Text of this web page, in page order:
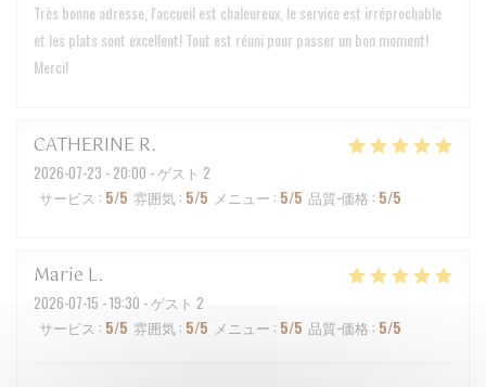
Très bonne adresse, l'accueil est chaleureux, le service est irréprochable
et les plats sont excellent! Tout est réuni pour passer un bon moment!
Merci!
CATHERINE R
2026-07-23 - 20:00 - ゲスト 2
サービス : 5/5 雰囲気 : 5/5 メニュー : 5/5 品質-価格 : 5/5
Marie L
2026-07-15 - 19:30 - ゲスト 2
サービス : 5/5 雰囲気 : 5/5 メニュー : 5/5 品質-価格 : 5/5